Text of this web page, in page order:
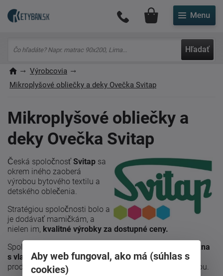
Hľadať
Môj účet
Výrobcovia
Mikroplyšové obliečky a deky Ovečka Svitap
Mikroplyšové obliečky a
deky Ovečka Svitap
Česká spoločnosť Svitap sa
okrem iného zaoberá
výrobou bytového textilu a
detského oblečenia.
Stratégiou spoločnosti bolo a
je dodávať mamičkám, a
nielen im, kvalitné výrobky za dostupné ceny.
Spoločnosť vyrába predovšetkým produkty z
mikrovlákna
s vlastným označením Sleep well a Ovečka. Tieto
produkty vynikajú najmä svojou jemnosťou a hrejivosťou.
Aby web fungoval, ako má (súhlas s
cookies)